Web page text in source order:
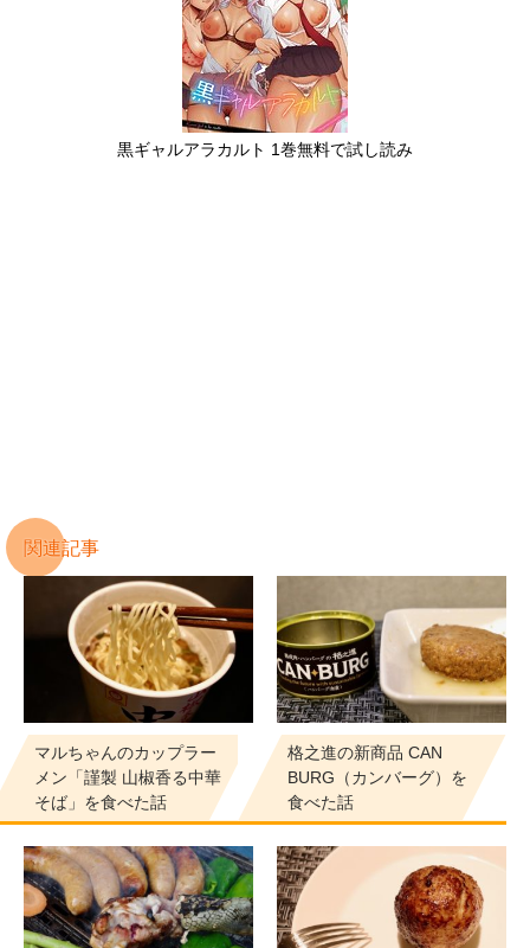
黒ギャルアラカルト 1巻無料で試し読み
関連記事
マルちゃんのカップラー
メン「謹製 山椒香る中華
そば」を食べた話
格之進の新商品 CAN
BURG（カンバーグ）を
食べた話